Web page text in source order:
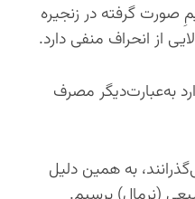
صورت گرفته در زنجیره
از انحراف منفی دارد.
به‌عبارت‌دیگر مصرف‌
به همین دلیل